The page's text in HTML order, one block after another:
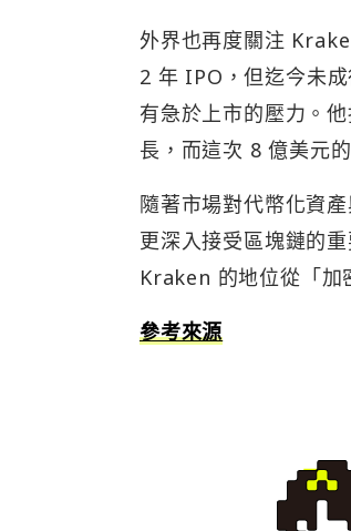
外界也再度關注
2 年 IPO，但迄今未
有急於上市的壓力。
長，而這次 8 億美元
隨著市場對代幣化資
更深入接受區塊鏈的
Kraken 的地位從「加
參考來源